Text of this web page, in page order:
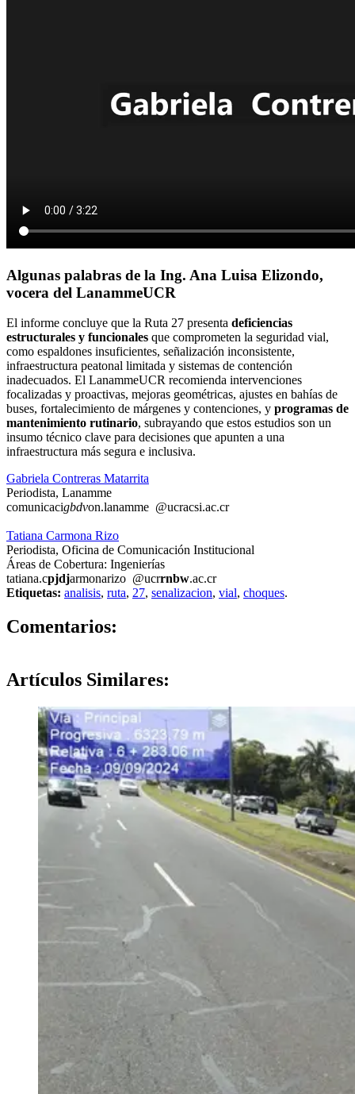
Algunas palabras de la Ing. Ana Luisa Elizondo,
vocera del LanammeUCR
El informe concluye que la Ruta 27 presenta deficiencias
estructurales y funcionales que comprometen la seguridad vial,
como espaldones insuficientes, señalización inconsistente,
infraestructura peatonal limitada y sistemas de contención
inadecuados. El LanammeUCR recomienda intervenciones
focalizadas y proactivas, mejoras geométricas, ajustes en bahías de
buses, fortalecimiento de márgenes y contenciones, y programas de
mantenimiento rutinario, subrayando que estos estudios son un
insumo técnico clave para decisiones que apunten a una
infraestructura más segura e inclusiva.
Gabriela Contreras Matarrita
Periodista, Lanamme
comunicacigbdvon.lanamme @ucracsi.ac.cr
Tatiana Carmona Rizo
Periodista, Oficina de Comunicación Institucional
Áreas de Cobertura: Ingenierías
tatiana.cpjdjarmonarizo @ucrrnbw.ac.cr
Etiquetas: analisis, ruta, 27, senalizacion, vial, choques.
Comentarios:
Artículos Similares: